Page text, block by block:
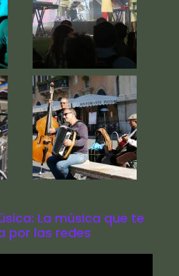
La música que te
por las redes